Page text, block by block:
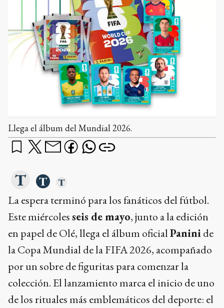
Llega el álbum del Mundial 2026.
La espera terminó para los fanáticos del fútbol.
Este miércolesseis de mayo, junto a la edición
en papel de Olé, llega el álbum oficialPaninide
la Copa Mundial de la FIFA 2026, acompañado
por un sobre de figuritas para comenzar la
colección. El lanzamiento marca el inicio de uno
de los rituales más emblemáticos del deporte: el